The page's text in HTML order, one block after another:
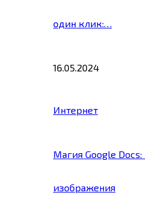
один клик:…
16.05.2024
Интернет
Магия Google
изображения